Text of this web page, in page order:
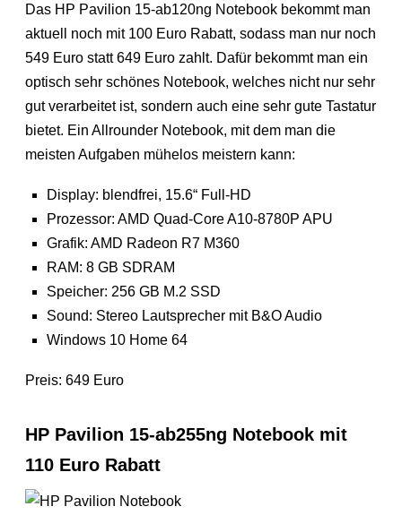
Das HP Pavilion 15-ab120ng Notebook bekommt man
aktuell noch mit 100 Euro Rabatt, sodass man nur noch
549 Euro statt 649 Euro zahlt. Dafür bekommt man ein
optisch sehr schönes Notebook, welches nicht nur sehr
gut verarbeitet ist, sondern auch eine sehr gute Tastatur
bietet. Ein Allrounder Notebook, mit dem man die
meisten Aufgaben mühelos meistern kann:
Display: blendfrei, 15.6“ Full-HD
Prozessor: AMD Quad-Core A10-8780P APU
Grafik: AMD Radeon R7 M360
RAM: 8 GB SDRAM
Speicher: 256 GB M.2 SSD
Sound: Stereo Lautsprecher mit B&O Audio
Windows 10 Home 64
Preis: 649 Euro
HP Pavilion 15-ab255ng Notebook mit
110 Euro Rabatt